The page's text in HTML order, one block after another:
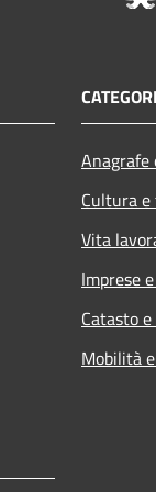
Cultura
Vita
Imprese
Catasto
Mobilità